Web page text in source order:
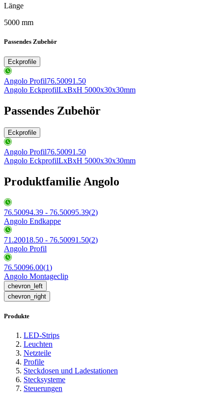
Länge
5000 mm
Passendes Zubehör
Eckprofile
Angolo Profil76.50091.50
Angolo EckprofilLxBxH 5000x30x30mm
Passendes Zubehör
Eckprofile
Angolo Profil76.50091.50
Angolo EckprofilLxBxH 5000x30x30mm
Produktfamilie Angolo
76.50094.39 - 76.50095.39(2)
Angolo Endkappe
71.20018.50 - 76.50091.50(2)
Angolo Profil
76.50096.00(1)
Angolo Montageclip
chevron_left
chevron_right
Produkte
LED-Strips
Leuchten
Netzteile
Profile
Steckdosen und Ladestationen
Stecksysteme
Steuerungen